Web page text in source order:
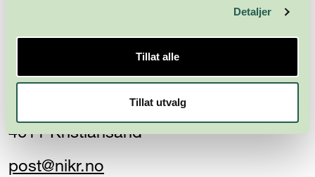
Detaljer
Tillat alle
Tillat utvalg
Næringsforeningen i
Kristiansandsregionen
4611 Kristiansand
post@nikr.no